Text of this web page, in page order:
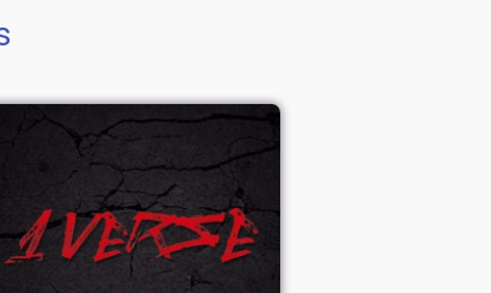
1 Verse
Voir le single